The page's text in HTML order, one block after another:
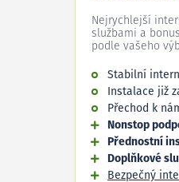
Nejrychlejší
službami a
podle vašeho
Stabilní
Instalace již
Přechod k
Nonstop
Přednostní
Doplňkové
Bezpečný